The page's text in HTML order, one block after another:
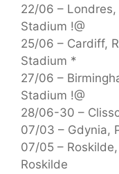
22/06 –
Stadium !@
25/06 – Cardiff,
Stadium *
27/06 –
Stadium !@
28/06-30 –
07/03 – Gdynia,
07/05 –
Roskilde